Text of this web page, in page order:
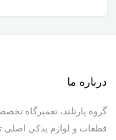
درباره ما
گروه پارتلند، تعمیرگاه